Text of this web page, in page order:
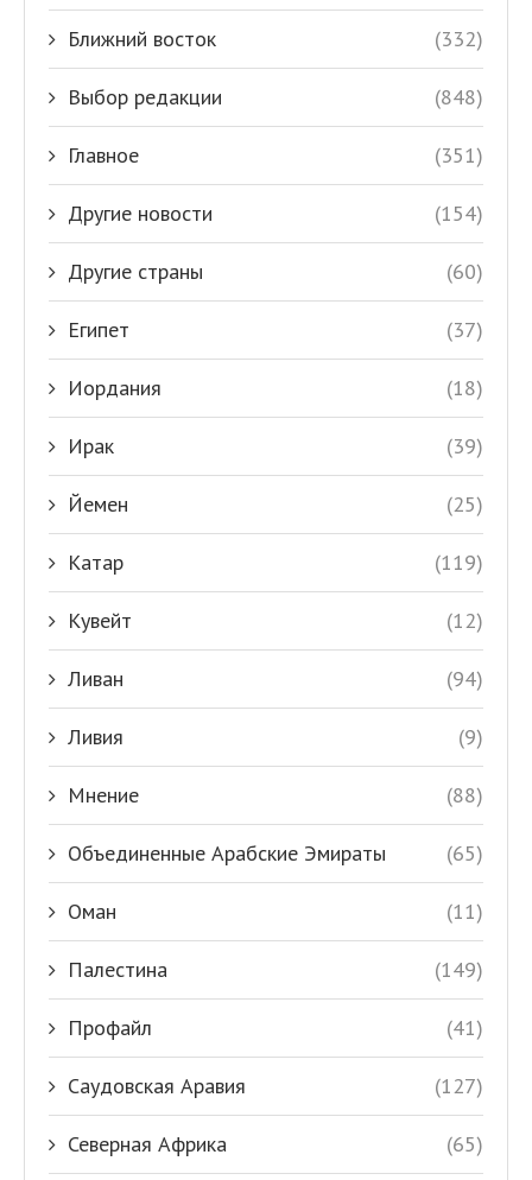
Ближний восток (332)
Выбор редакции (848)
Главное (351)
Другие новости (154)
Другие страны (60)
Египет (37)
Иордания (18)
Ирак (39)
Йемен (25)
Катар (119)
Кувейт (12)
Ливан (94)
Ливия (9)
Мнение (88)
Объединенные Арабские Эмираты (65)
Оман (11)
Палестина (149)
Профайл (41)
Саудовская Аравия (127)
Северная Африка (65)